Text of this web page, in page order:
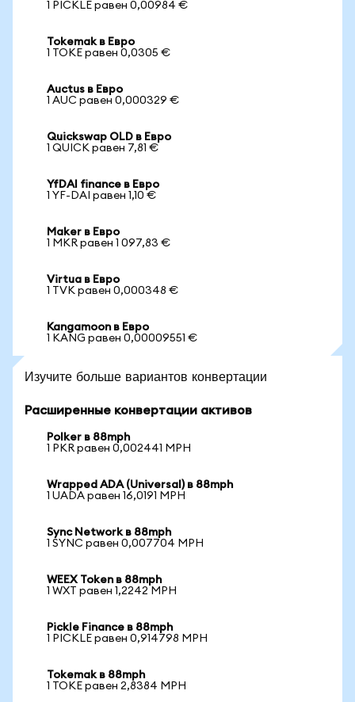
1 PICKLE равен 0,00984 €
Tokemak в Евро
1 TOKE равен 0,0305 €
Auctus в Евро
1 AUC равен 0,000329 €
Quickswap OLD в Евро
1 QUICK равен 7,81 €
YfDAI finance в Евро
1 YF-DAI равен 1,10 €
Maker в Евро
1 MKR равен 1 097,83 €
Virtua в Евро
1 TVK равен 0,000348 €
Kangamoon в Евро
1 KANG равен 0,00009551 €
Изучите больше вариантов конвертации
Расширенные конвертации активов
Polker в 88mph
1 PKR равен 0,002441 MPH
Wrapped ADA (Universal) в 88mph
1 UADA равен 16,0191 MPH
Sync Network в 88mph
1 SYNC равен 0,007704 MPH
WEEX Token в 88mph
1 WXT равен 1,2242 MPH
Pickle Finance в 88mph
1 PICKLE равен 0,914798 MPH
Tokemak в 88mph
1 TOKE равен 2,8384 MPH